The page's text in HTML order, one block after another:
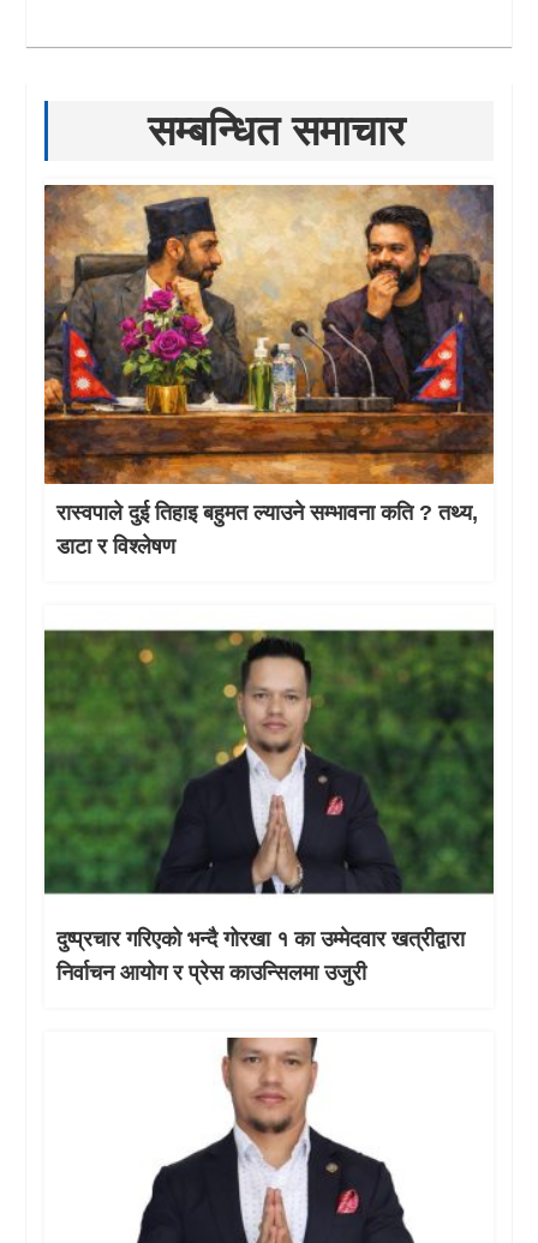
सम्बन्धित समाचार
रास्वपाले दुई तिहाइ बहुमत ल्याउने सम्भावना कति ? तथ्य,
डाटा र विश्लेषण
दुष्प्रचार गरिएको भन्दै गोरखा १ का उम्मेदवार खत्रीद्वारा
निर्वाचन आयोग र प्रेस काउन्सिलमा उजुरी